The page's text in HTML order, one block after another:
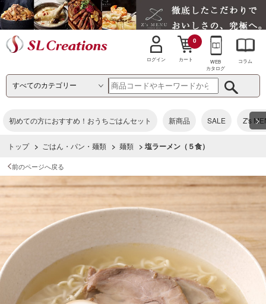
ログイン カート
0
WEB
カタログ
コラム
初めての方におすすめ！おうちごはんセット 新商品 SALE Z's >
トップ > ごはん・パン・麺類 > 麺類 > 塩ラーメン（５食）
前のページへ戻る